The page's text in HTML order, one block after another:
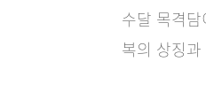
수달 목격
복의 상징